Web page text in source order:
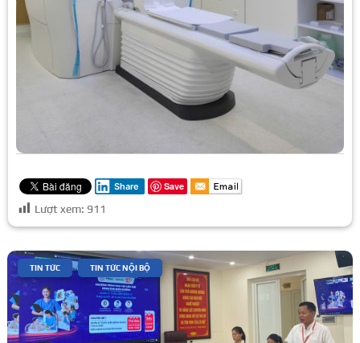
Share Save
Lượt xem: 911
TIN TỨC TIN TỨC NỘI BỘ